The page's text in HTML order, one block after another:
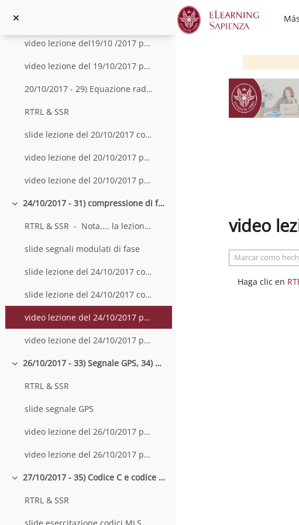
Más
video lezione del19/10 /2017 parte 1
video lezione del 19/10/2017 parte 2
20/10/2017 - 29) Equazione radar e RCS, 30) Eserci...
RTRL & SSR
slide lezione del 20/10/2017 con appunti
video lezione del 20/10/2017 parte 1
video lezione del 20/10/2017 parte 2
Colapsar 24/10/2017 - 31) compressione di forma d'onda digitali, 32) - codici di Barker
RTRL & SSR - Nota.... la lezione d...
slide segnali modulati di fase
slide lezione del 24/10/2017 con appunti parte 1
slide lezione del 24/10/2017 con appunti parte 2
video lezione del 24/10/2017 parte 1
video lezione del 24/10/2017 parte 2
Colapsar 26/10/2017 - 33) Segnale GPS, 34) Codici a massima lunghezza
RTRL & SSR
slide segnale GPS
video lezione del 26/10/2017 parte 1
video lezione del 26/10/2017 parte 2
Colapsar 27/10/2017 - 35) Codice C e codice C/A del GPS, 36) Esercitazione su sequenze MLS e codici C/A
RTRL & SSR
video
Marcar como
Haga clic en